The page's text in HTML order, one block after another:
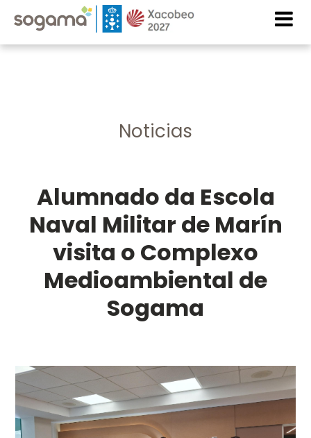
Skip to main content
Imaxe Imaxe
Noticias
Alumnado da Escola
Naval Militar de Marín
visita o Complexo
Medioambiental de
Sogama